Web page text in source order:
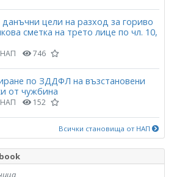
цели на разход за гориво
сметка на трето лице по чл. 10,
746
по ЗДДФЛ на възстановени
от чужбина
152
Всички становища от НАП